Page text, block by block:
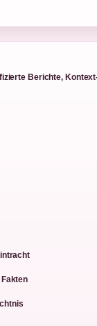
Berichte,